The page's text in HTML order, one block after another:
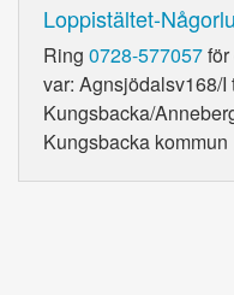
Loppistältet-
Ring 0728-577057
var: Agnsjödalsv168/I
Kungsbacka/
Kungsbacka kommun